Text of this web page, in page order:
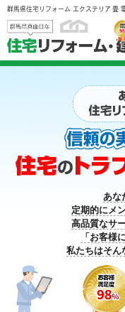
群馬県住宅リフォーム エクステリア 畳
あな
定期的にメ
高品質なサ
「お客様
私たちはそん